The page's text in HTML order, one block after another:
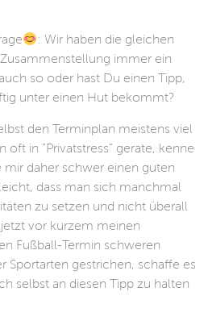
: Wir haben die gleichen
immer ein
so oder hast Du einen Tipp,
unter einen Hut bekommt?
den Terminplan meistens viel
in “Privatstress” gerate, kenne
mir daher schwer einen guten
dass man sich manchmal
zu setzen und nicht überall
vor kurzem meinen
Fußball-Termin schweren
Sportarten gestrichen, schaffe es
selbst an diesen Tipp zu halten